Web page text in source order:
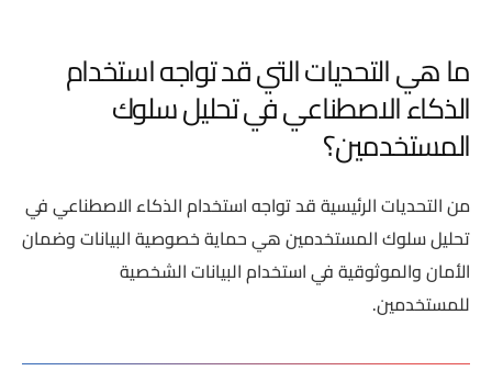
ما هي التحديات التي قد تواجه استخدام
الذكاء الاصطناعي في تحليل سلوك
المستخدمين؟
من التحديات الرئيسية قد تواجه استخدام الذكاء الاصطناعي في
تحليل سلوك المستخدمين هي حماية خصوصية البيانات وضمان
الأمان والموثوقية في استخدام البيانات الشخصية
للمستخدمين.